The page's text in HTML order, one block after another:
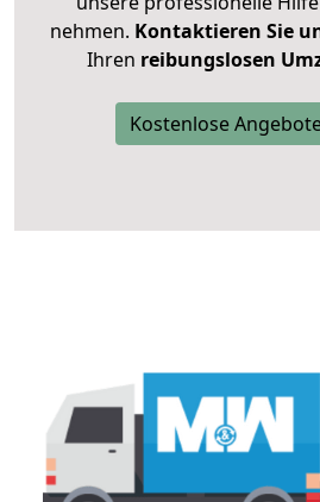
nehmen. Kontaktieren Sie
Ihren reibungslosen
Kostenlose